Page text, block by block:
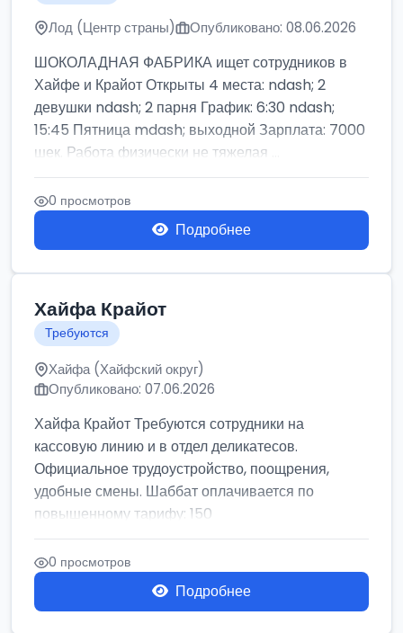
Лод (Центр страны) Опубликовано: 08.06.2026
ШОКОЛАДНАЯ ФАБРИКА ищет сотрудников в
Хайфе и Крайот Открыты 4 места: ndash; 2
девушки ndash; 2 парня График: 6:30 ndash;
15:45 Пятница mdash; выходной Зарплата: 7000
шек. Работа физически не тяжелая ...
0 просмотров
Подробнее
Хайфа Крайот
Требуются
Хайфа (Хайфский округ)
Опубликовано: 07.06.2026
Хайфа Крайот Требуются сотрудники на
кассовую линию и в отдел деликатесов.
Официальное трудоустройство, поощрения,
удобные смены. Шаббат оплачивается по
повышенному тарифу: 150
0 просмотров
Подробнее